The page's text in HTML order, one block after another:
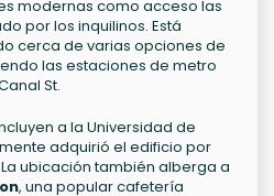
modernas como acceso las
por los inquilinos. Está
cerca de varias opciones de
las estaciones de metro
St.
a la Universidad de
adquirió el edificio por
ubicación también alberga a
, una popular cafetería